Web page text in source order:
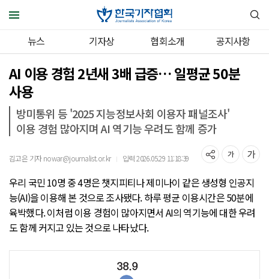
뉴스 기자상 협회소개 공지사항
AI 이용 경험 2년새 3배 급증… 일평균 50분
사용
방미통위 등 '2025 지능정보사회 이용자 패널조사'
이용 경험 많아지며 AI 역기능 우려도 함께 증가
김고은 기자 nowar@journalist.or.kr ｜ 입력 2026.05.29 11:18:39
우리 국민 10명 중 4명은 챗지피티나 제미나이 같은 생성형 인공지
능(AI)을 이용해 본 것으로 조사됐다. 하루 평균 이용시간은 50분에
육박했다. 이처럼 이용 경험이 많아지면서 AI의 역기능에 대한 우려
도 함께 커지고 있는 것으로 나타났다.